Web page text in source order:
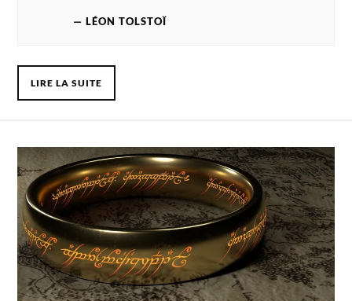
LÉON TOLSTOÏ
LIRE LA SUITE